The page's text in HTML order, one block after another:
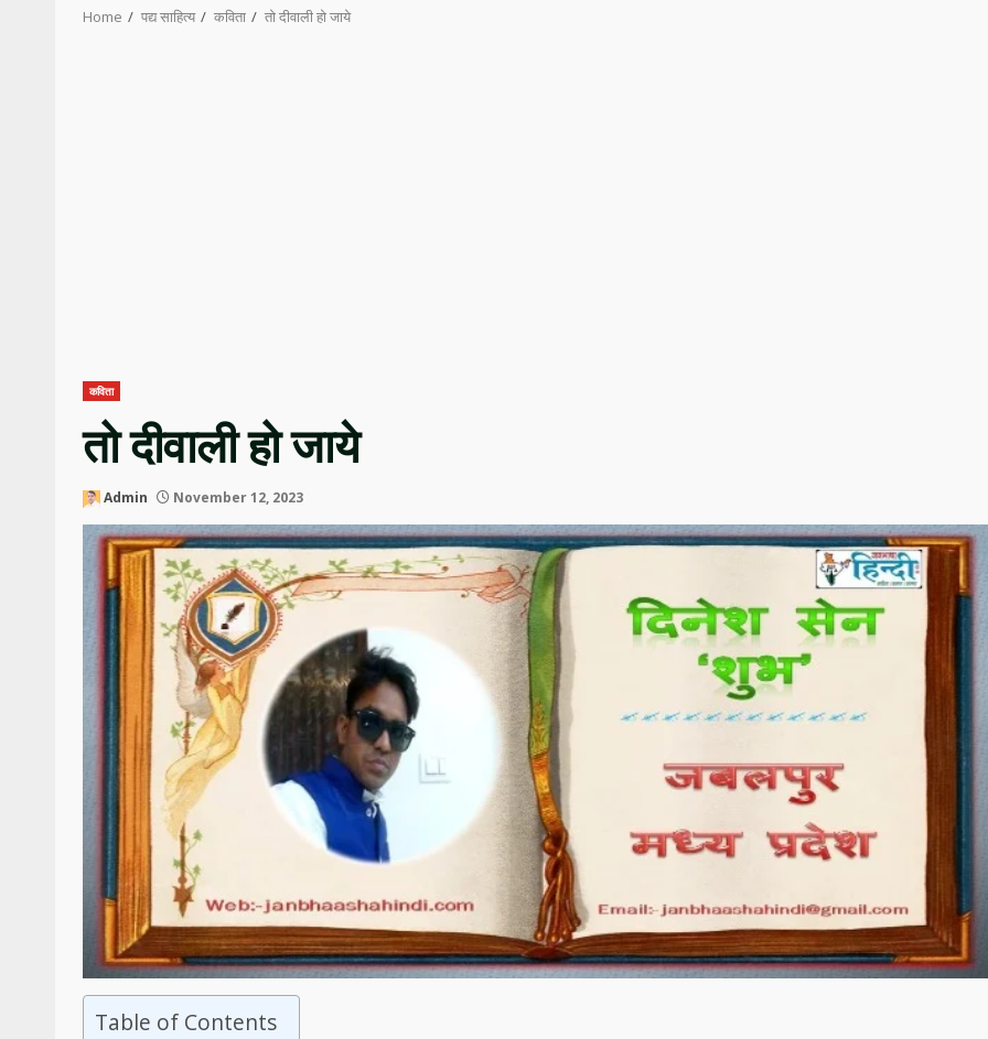
Home पद्य साहित्य कविता तो दीवाली हो जाये
कविता
तो दीवाली हो जाये
Admin November 12, 2023
Table of Contents